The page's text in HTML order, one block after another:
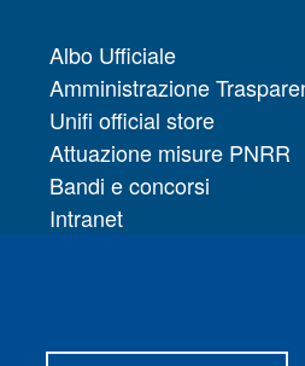
Albo Ufficiale
Amministrazione
Unifi official store
Attuazione misure PNRR
Bandi e concorsi
Intranet
Pubblico